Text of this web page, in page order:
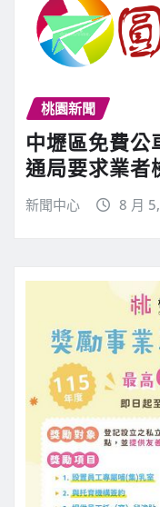
桃園新聞
中壢區免費
通局要求業者
新聞中心 8 月